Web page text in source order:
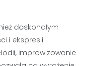
doskonałym
i ekspresji
improwizowanie